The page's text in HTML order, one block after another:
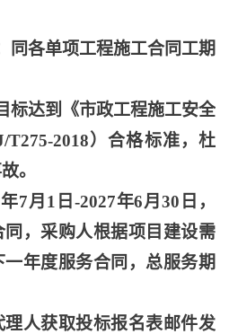
同各单项工程施工合同工期
标达到《市政工程施工安全
T275-2018）合格标准，杜
。
7月1日-2027年6月30日，
，采购人根据项目建设需
年度服务合同，总服务期
人获取投标报名表邮件发